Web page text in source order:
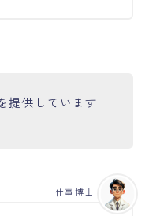
提供しています
仕事博士